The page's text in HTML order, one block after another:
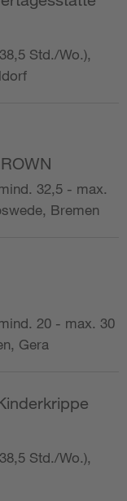
Std./Wo.),
32,5 - max.
Bremen
20 - max. 30
Gera
Std./Wo.),